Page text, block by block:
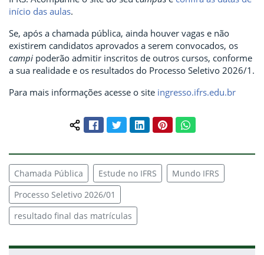
início das aulas.
Se, após a chamada pública, ainda houver vagas e não
existirem candidatos aprovados a serem convocados, os
campi poderão admitir inscritos de outros cursos, conforme
a sua realidade e os resultados do Processo Seletivo 2026/1.
Para mais informações acesse o site ingresso.ifrs.edu.br
Compartilhar conteúdo:
FacebookTwitterLinkedInPinterestWhatsApp
Chamada Pública Estude no IFRS
Mundo IFRS
Processo Seletivo 2026/01
resultado final das matrículas